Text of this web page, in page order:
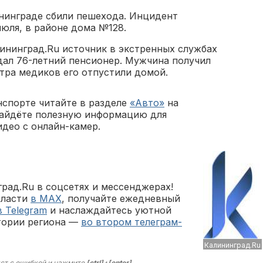
сбили пешехода. Инцидент
в районе дома №128.
источник в экстренных службах
76-летний пенсионер. Мужчина получил
медиков его отпустили домой.
читайте в разделе «Авто» на
полезную информацию для
с онлайн-камер.
Калининград.Ru
в соцсетях и мессенджерах!
в MAX, получайте ежедневный
Telegram и наслаждайтесь уютной
региона — во втором телеграм-